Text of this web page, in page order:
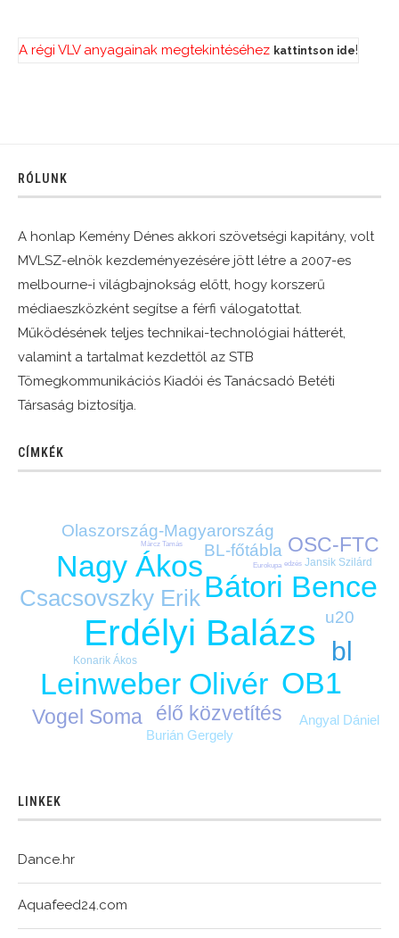
A régi VLV anyagainak megtekintéséhez kattintson ide!
RÓLUNK
A honlap Kemény Dénes akkori szövetségi kapitány, volt
MVLSZ-elnök kezdeményezésére jött létre a 2007-es
melbourne-i világbajnokság előtt, hogy korszerű
médiaeszközként segítse a férfi válogatottat.
Működésének teljes technikai-technológiai hátterét,
valamint a tartalmat kezdettől az STB
Tömegkommunikációs Kiadói és Tanácsadó Betéti
Társaság biztosítja.
CÍMKÉK
Erdélyi Balázs
Bátori Bence
Leinweber Olivér
Nagy Ákos
OB1
bl
Csacsovszky Erik
OSC-FTC
Vogel Soma élő közvetítés
BL-főtábla
Olaszország-Magyarország
u20
Angyal Dániel
Burián Gergely
Jansik Szilárd
Konarik Ákos
edzés
Eurokupa
Märcz Tamás
LINKEK
Dance.hr
Aquafeed24.com